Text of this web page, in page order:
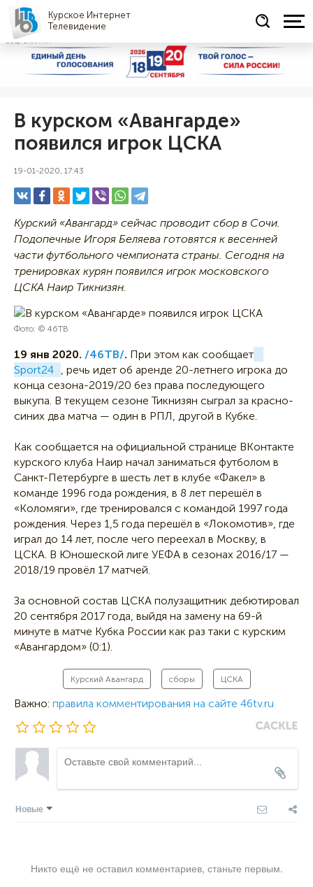
Курское Интернет
Телевидение
СОЦРЕКЛАМА
В курском «Авангарде»
появился игрок ЦСКА
19-01-2020, 17:43
Курский «Авангард» сейчас проводит сбор в Сочи.
Подопечные Игоря Беляева готовятся к весенней
части футбольного чемпионата страны. Сегодня на
тренировках курян появился игрок московского
ЦСКА Наир Тикнизян.
Фото: © 46ТВ
19 янв 2020. /46ТВ/. При этом как сообщает
Sport24
, речь идет об аренде 20-летнего игрока до
конца сезона-2019/20 без права последующего
выкупа. В текущем сезоне Тикнизян сыграл за красно-
синих два матча — один в РПЛ, другой в Кубке.
Как сообщается на официальной странице ВКонтакте
курского клуба Наир начал заниматься футболом в
Санкт-Петербурге в шесть лет в клубе «Факел» в
команде 1996 года рождения, в 8 лет перешёл в
«Коломяги», где тренировался с командой 1997 года
рождения. Через 1,5 года перешёл в «Локомотив», где
играл до 14 лет, после чего переехал в Москву, в
ЦСКА. В Юношеской лиге УЕФА в сезонах 2016/17 —
2018/19 провёл 17 матчей.
За основной состав ЦСКА полузащитник дебютировал
20 сентября 2017 года, выйдя на замену на 69-й
минуте в матче Кубка России как раз таки с курским
«Авангардом» (0:1).
Курский Авангард сборы ЦСКА
Важно: правила комментирования на сайте 46tv.ru
Новые
Никто ещё не оставил комментариев, станьте первым.